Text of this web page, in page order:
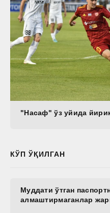
"Насаф" ўз уйида
КЎП ЎҚИЛГАН
Муддати ўтган
алмаштирмаганлар